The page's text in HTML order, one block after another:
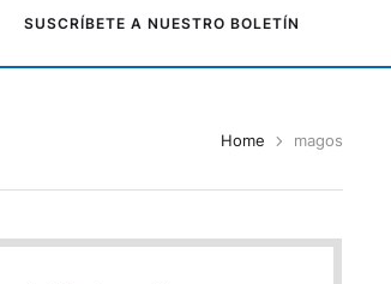
SUSCRÍBETE A NUESTRO BOLETÍN
Home magos